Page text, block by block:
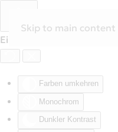
Eingabehilfen öffnen
Farben umkehren
Monochrom
Dunkler Kontrast
Skip to main content